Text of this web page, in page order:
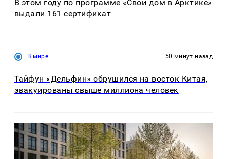
В этом году по программе «Свой дом в Арктике»
выдали 161 сертификат
В мире 50 минут назад
Тайфун «Дельфин» обрушился на восток Китая,
эвакуированы свыше миллиона человек